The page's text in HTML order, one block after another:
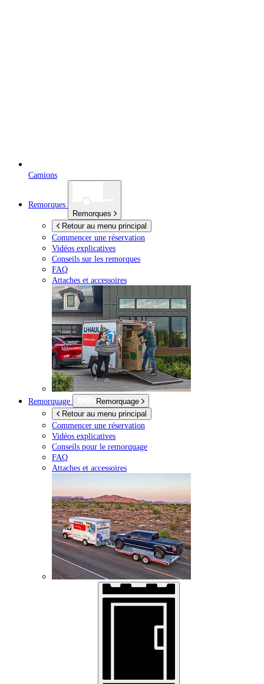
Camions
Remorques
Remorques
Retour au menu principal
Commencer une réservation
Vidéos explicatives
Conseils sur les remorques
FAQ
Attaches et accessoires
Remorquage
Remorquage
Retour au menu principal
Commencer une réservation
Vidéos explicatives
Conseils pour le remorquage
FAQ
Attaches et accessoires